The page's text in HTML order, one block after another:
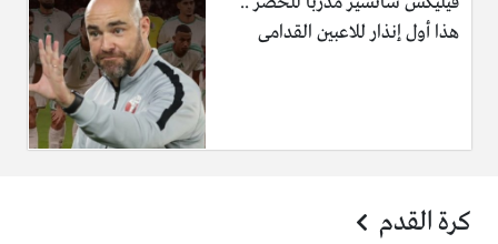
هذا أول إنذار للاعبين القدامى
كرة القدم